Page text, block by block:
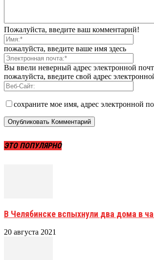
Пожалуйста, введите ваш комментарий!
пожалуйста, введите ваше имя здесь
Вы ввели неверный адрес электронной
пожалуйста, введите свой адрес
сохраните мое имя, адрес электронной
ЭТО ПОПУЛЯРНО
В Челябинске вспыхнули два дома в
20 августа 2021